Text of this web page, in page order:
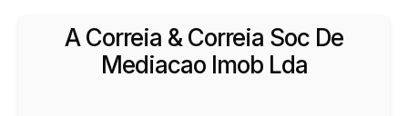
A Correia & Correia Soc De
Mediacao Imob Lda